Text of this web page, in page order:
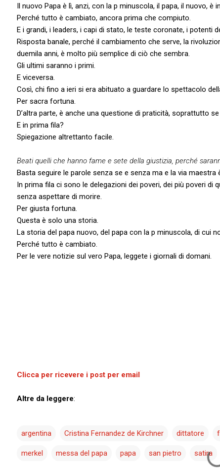
Il nuovo Papa è lì, anzi, con la p minuscola, il papa, il nuovo, è
Perché tutto è cambiato, ancora prima che compiuto.
E i grandi, i leaders, i capi di stato, le teste coronate, i potenti
Risposta banale, perché il cambiamento che serve, la
duemila anni, è molto più semplice di ciò che sembra.
Gli ultimi saranno i primi.
E viceversa.
Così, chi fino a ieri si era abituato a guardare lo spettacolo
Per sacra fortuna.
D’altra parte, è anche una questione di praticità, soprattutto
E in prima fila?
Spiegazione altrettanto facile.
Beati quelli che hanno fame e sete della giustizia, perché
Basta seguire le parole senza se e senza ma e la via maestra
In prima fila ci sono le delegazioni dei poveri, dei più poveri
senza aspettare di morire.
Per giusta fortuna.
Questa è solo una storia.
La storia del papa nuovo, del papa con la p minuscola, di cui
Perché tutto è cambiato.
Per le vere notizie sul vero Papa, leggete i giornali di domani.
Clicca per ricevere i post per email
Altre da leggere:
argentina Cristina Fernandez de Kirchner dittatore
merkel messa del papa papa san pietro satira